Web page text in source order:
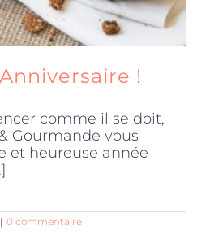
!
comme il se doit,
Gourmande vous
et heureuse année
| 0 commentaire